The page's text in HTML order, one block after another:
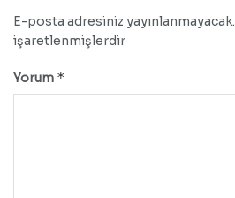
E-posta adresiniz yayınlanmayacak.
işaretlenmişlerdir
Yorum *